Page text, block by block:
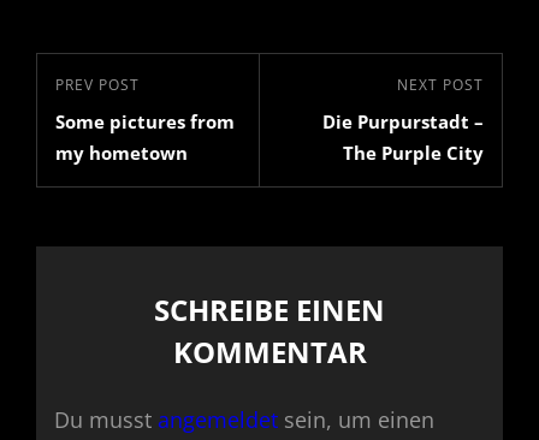
Beitrags-
Navigation
Previous
Post
PREV POST
Some pictures from
my hometown
Post
NEXT POST
Die Purpurstadt –
The Purple City
SCHREIBE EINEN
KOMMENTAR
Du musst angemeldet sein, um einen